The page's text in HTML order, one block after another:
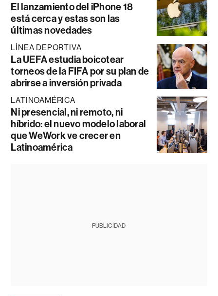
El lanzamiento del iPhone 18
está cerca y estas son las
últimas novedades
LÍNEA DEPORTIVA
La UEFA estudia boicotear
torneos de la FIFA por su plan de
abrirse a inversión privada
LATINOAMÉRICA
Ni presencial, ni remoto, ni
híbrido: el nuevo modelo laboral
que WeWork ve crecer en
Latinoamérica
PUBLICIDAD